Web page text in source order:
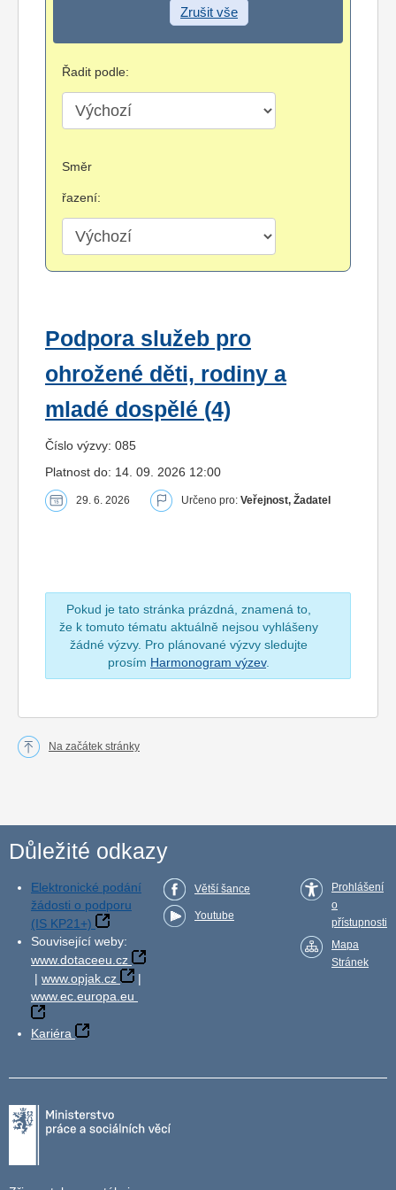
Zrušit vše
Řadit podle:
Směr
řazení:
Podpora služeb pro
ohrožené děti, rodiny a
mladé dospělé (4)
Číslo výzvy: 085
Platnost do: 14. 09. 2026 12:00
29. 6. 2026 Určeno pro: Veřejnost, Žadatel
Pokud je tato stránka prázdná, znamená to,
že k tomuto tématu aktuálně nejsou vyhlášeny
žádné výzvy. Pro plánované výzvy sledujte
prosím Harmonogram výzev.
Na začátek stránky
Důležité odkazy
Elektronické podání
žádosti o podporu
(IS KP21+)
Související weby:
www.dotaceeu.cz
| www.opjak.cz
|
www.ec.europa.eu
Kariéra
Větší šance
Youtube
Prohlášení
o
přístupnosti
Mapa
Stránek